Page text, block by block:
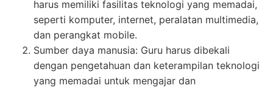
harus memiliki fasilitas teknologi yang memadai,
seperti komputer, internet, peralatan multimedia,
dan perangkat mobile.
Sumber daya manusia: Guru harus dibekali
dengan pengetahuan dan keterampilan teknologi
yang memadai untuk mengajar dan